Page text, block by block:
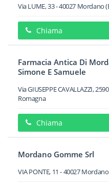
Via LUME, 33-40027 Mordano
Chiama
Farmacia Antica Di
Simone E Samuele
Via GIUSEPPE CAVALLAZZI, 2590
Romagna
Chiama
Mordano Gomme Srl
VIA PONTE, 11 -40027Mordano